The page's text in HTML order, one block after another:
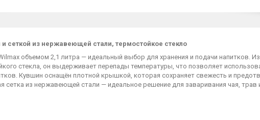
сеткой из нержавеющей стали, термостойкое стекло
объемом 2,1 литра — идеальный выбор для хранения и подачи напитков.
стекла, он выдерживает перепады температуры, что позволяет
Кувшин оснащён плотной крышкой, которая сохраняет свежесть и
сетка из нержавеющей стали — идеальное решение для заваривания чая, трав